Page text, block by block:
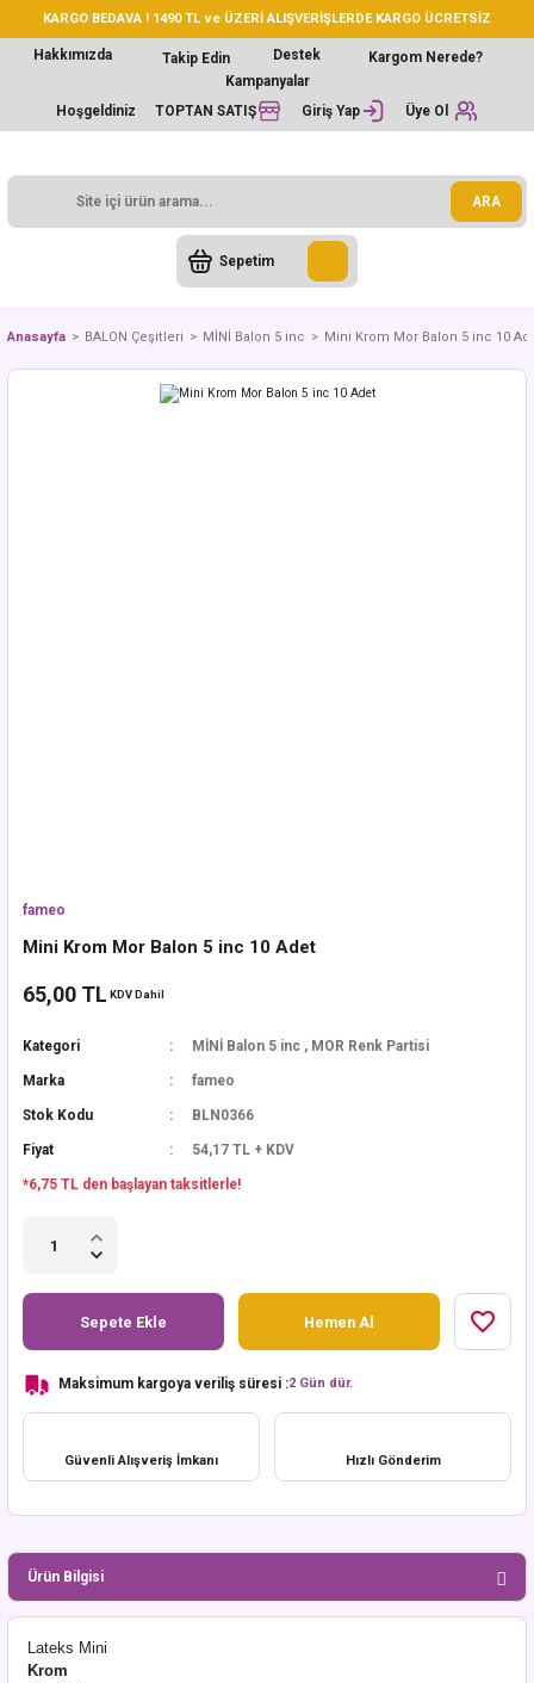
KARGO BEDAVA ! 1490 TL ve ÜZERİ ALIŞVERİŞLERDE KARGO ÜCRETSİZ
Hakkımızda Takip Edin Destek
Kargom Nerede?
Kampanyalar
Hoşgeldiniz
TOPTAN SATIŞ Giriş Yap Üye Ol
ARA
Sepetim
Anasayfa BALON Çeşitleri MİNİ Balon 5 inc Mini Krom Mor Balon 5 inc 10
fameo
Mini Krom Mor Balon 5 inc 10 Adet
65,00 TL KDV Dahil
Kategori MİNİ Balon 5 inc , MOR Renk Partisi
Marka fameo
Stok Kodu BLN0366
Fiyat 54,17 TL + KDV
*6,75 TL den başlayan taksitlerle!
Sepete Ekle Hemen Al
Maksimum kargoya veriliş süresi :2 Gün dür.
Güvenli Alışveriş İmkanı Hızlı Gönderim
Ürün Bilgisi
Lateks Mini
Krom